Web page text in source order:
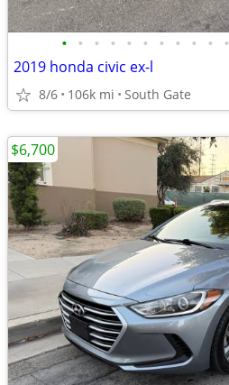
• • • • • • • • • • •
2019 honda civic ex-l
8/6 106k mi South Gate
$6,700